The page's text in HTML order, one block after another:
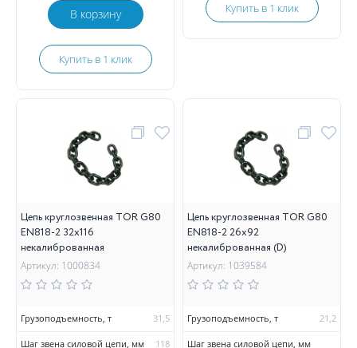
В корзину
Купить в 1 клик
Купить в 1 клик
Цепь круглозвенная TOR G80
EN818-2 32х116
некалиброванная
Артикул: 1000834
Грузоподъемность, т 31,5
Шаг звена силовой цепи, мм 118
Цепь круглозвенная TOR G80
EN818-2 26х92
некалиброванная (D)
Артикул: 1039584
Грузоподъемность, т 21,2
Шаг звена силовой цепи, мм